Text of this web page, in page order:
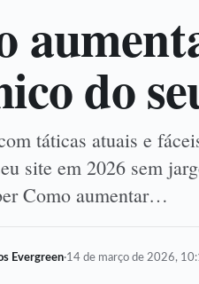
do
táticas atuais e
site em 2026 sem
Como aumentar…
Evergreen·14 de março de 2026,